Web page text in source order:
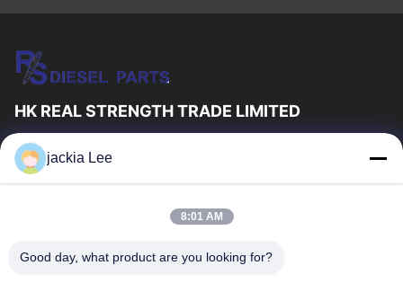
HK REAL STRENGTH TRADE LIMITED
우리는 보쉬 덴소 델프 I 애벌레 볼보 쿠민스 토요타 이수주 회사
dealer。입니다 왓츠앱 수 :0086 159 2067 9523 .
빠른 링크
제품
우리 에 관한 것
공장 투어
jackia Lee
8:01 AM
Good day, what product are you looking for?